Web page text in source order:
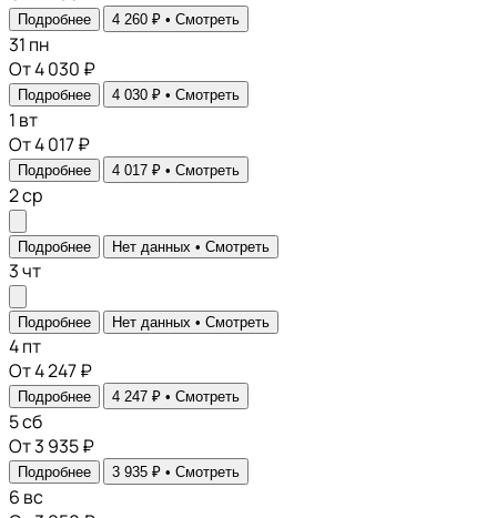
Подробнее 4 260 ₽ • Смотреть
31 пн
От 4 030 ₽
Подробнее 4 030 ₽ • Смотреть
1 вт
От 4 017 ₽
Подробнее 4 017 ₽ • Смотреть
2ср
Подробнее Нет данных • Смотреть
3чт
Подробнее Нет данных • Смотреть
4пт
От 4 247 ₽
Подробнее 4 247 ₽ • Смотреть
5сб
От 3 935 ₽
Подробнее 3 935 ₽ • Смотреть
6 вс